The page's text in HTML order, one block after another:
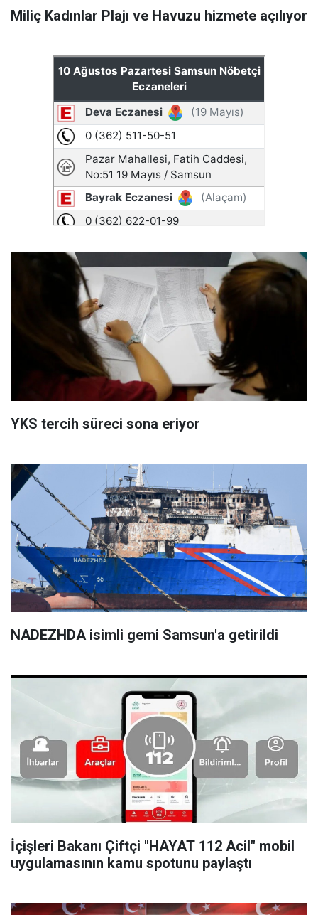
Miliç Kadınlar Plajı ve Havuzu hizmete açılıyor
YKS tercih süreci sona eriyor
NADEZHDA isimli gemi Samsun'a getirildi
İçişleri Bakanı Çiftçi "HAYAT 112 Acil" mobil
uygulamasının kamu spotunu paylaştı